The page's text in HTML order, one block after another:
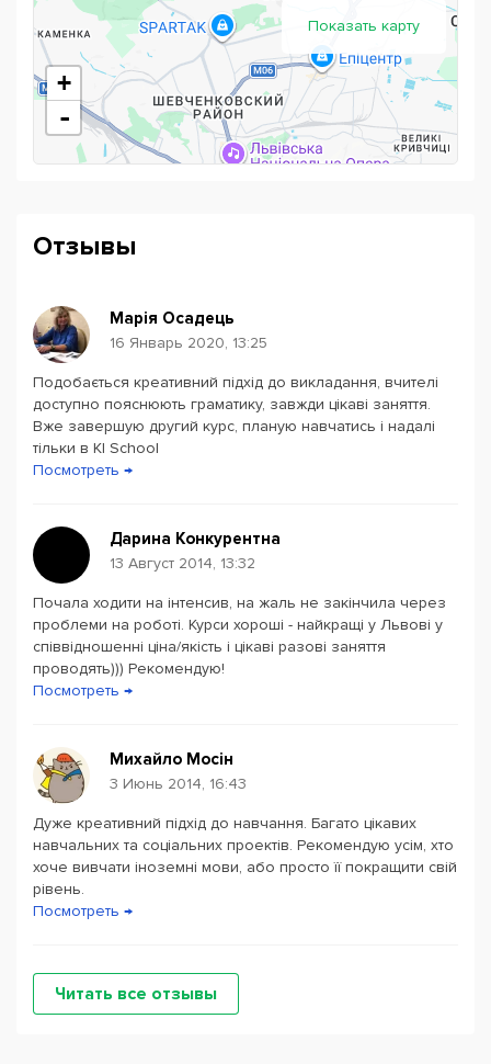
Показать карту
+
-
Powered byLeaflet— © Google 2026
Отзывы
Марія Осадець
16 Январь 2020, 13:25
Подобається креативний підхід до викладання, вчителі
доступно пояснюють граматику, завжди цікаві заняття.
Вже завершую другий курс, планую навчатись і надалі
тільки в КІ School
Посмотреть →
Дарина Конкурентна
13 Август 2014, 13:32
Почала ходити на інтенсив, на жаль не закінчила через
проблеми на роботі. Курси хороші - найкращі у Львові у
співвідношенні ціна/якість і цікаві разові заняття
проводять))) Рекомендую!
Посмотреть →
Михайло Мосін
3 Июнь 2014, 16:43
Дуже креативний підхід до навчання. Багато цікавих
навчальних та соціальних проектів. Рекомендую усім, хто
хоче вивчати іноземні мови, або просто її покращити свій
рівень.
Посмотреть →
Читать все отзывы